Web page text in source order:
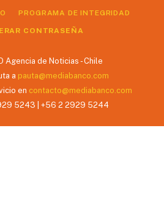
PROGRAMA DE INTEGRIDAD
CONTRASEÑA
Agencia de Noticias - Chile
a pauta@mediabanco.com
en contacto@mediabanco.com
5243 | +56 2 2929 5244